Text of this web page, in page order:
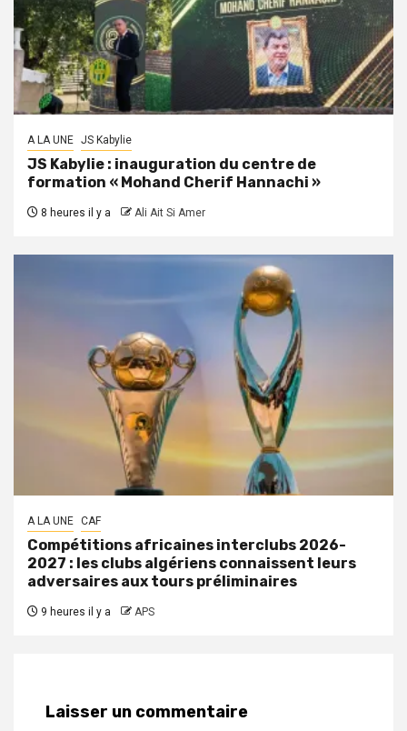
A LA UNE JS Kabylie
JS Kabylie : inauguration du centre de
formation « Mohand Cherif Hannachi »
8 heures il y a Ali Ait Si Amer
A LA UNE CAF
Compétitions africaines interclubs 2026-
2027 : les clubs algériens connaissent leurs
adversaires aux tours préliminaires
9 heures il y a APS
Laisser un commentaire